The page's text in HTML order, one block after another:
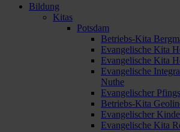
Bildung
Kitas
Potsdam
Betriebs-Kita
Evangelische Kita
Evangelische Kita
Evangelische
Nuthe
Evangelischer
Betriebs-Kita
Evangelischer
Evangelische Kita